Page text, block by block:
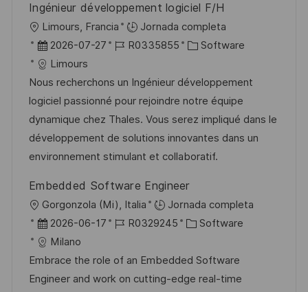
l
i
c
a
c
i
ó
n
Ingénieur développement logiciel F/H
U
b
c
a
c
i
ó
Limours, Francia
Jornada completa
F
e
c
h
a
d
e
u
b
l
c
a
2026-07-27
I
d
e
e
m
p
e
o
R0335855
C
t
e
g
o
r
a
Software
Limours
Nous recherchons un Ingénieur développement
logiciel passionné pour rejoindre notre équipe
dynamique chez Thales. Vous serez impliqué dans le
développement de solutions innovantes dans un
environnement stimulant et collaboratif.
Embedded Software Engineer
U
b
c
a
Gorgonzola (Mi), Italia
Jornada completa
F
e
c
h
2026-06-17
I
d
e
R0329245
C
t
e
Software
Milano
Embrace the role of an Embedded Software
Engineer and work on cutting-edge real-time